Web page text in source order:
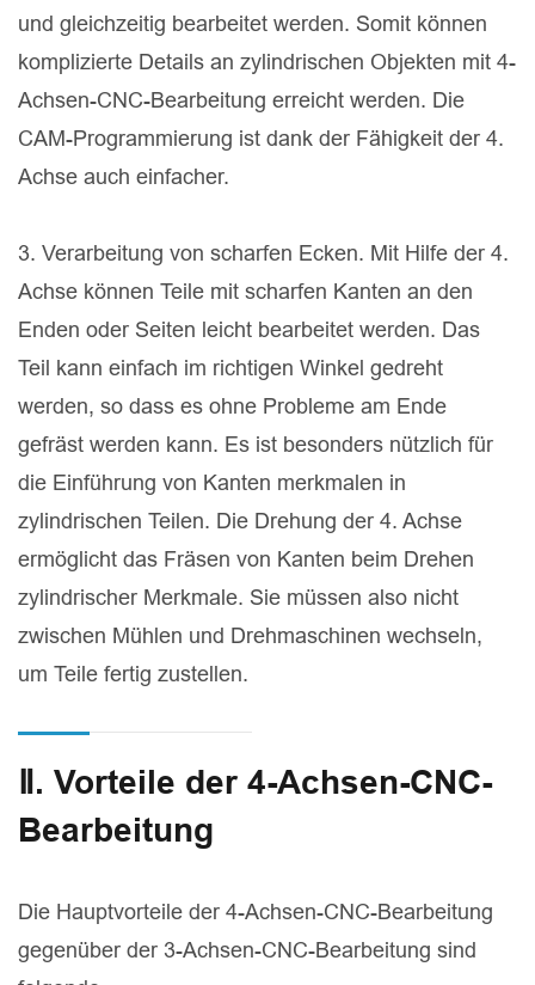
und gleichzeitig bearbeitet werden. Somit können
komplizierte Details an zylindrischen Objekten mit 4-
Achsen-CNC-Bearbeitung erreicht werden. Die
CAM-Programmierung ist dank der Fähigkeit der 4.
Achse auch einfacher.
3. Verarbeitung von scharfen Ecken. Mit Hilfe der 4.
Achse können Teile mit scharfen Kanten an den
Enden oder Seiten leicht bearbeitet werden. Das
Teil kann einfach im richtigen Winkel gedreht
werden, so dass es ohne Probleme am Ende
gefräst werden kann. Es ist besonders nützlich für
die Einführung von Kanten merkmalen in
zylindrischen Teilen. Die Drehung der 4. Achse
ermöglicht das Fräsen von Kanten beim Drehen
zylindrischer Merkmale. Sie müssen also nicht
zwischen Mühlen und Drehmaschinen wechseln,
um Teile fertig zustellen.
Ⅱ. Vorteile der 4-Achsen-CNC-
Bearbeitung
Die Hauptvorteile der 4-Achsen-CNC-Bearbeitung
gegenüber der 3-Achsen-CNC-Bearbeitung sind